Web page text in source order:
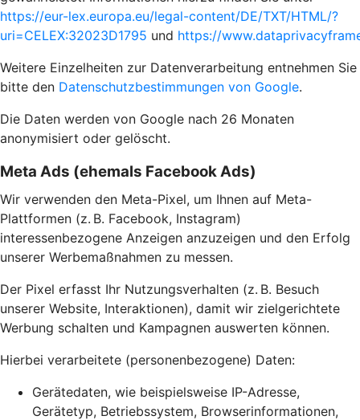
https://eur-lex.europa.eu/legal-content/DE/TXT/HTML/?
uri=CELEX:32023D1795 und https://
Weitere Einzelheiten zur Datenverarbeitung entnehmen Sie
bitte den Datenschutzbestimmungen von Google.
Die Daten werden von Google nach 26 Monaten
anonymisiert oder gelöscht.
Meta Ads (ehemals Facebook Ads)
Wir verwenden den Meta-Pixel, um Ihnen auf Meta-
Plattformen (z. B. Facebook, Instagram)
interessenbezogene Anzeigen anzuzeigen und den Erfolg
unserer Werbemaßnahmen zu messen.
Der Pixel erfasst Ihr Nutzungsverhalten (z. B. Besuch
unserer Website, Interaktionen), damit wir zielgerichtete
Werbung schalten und Kampagnen auswerten können.
Hierbei verarbeitete (personenbezogene) Daten:
Gerätedaten, wie beispielsweise IP-Adresse,
Gerätetyp, Betriebssystem, Browserinformationen,